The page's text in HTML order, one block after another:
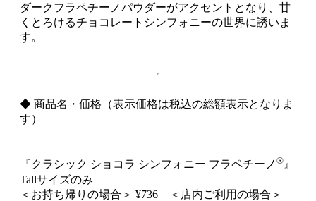
ダークフラペチーノパウダーがアクセントとなり、甘
くとろけるチョコレートシンフォニーの世界に誘いま
す。
◆ 商品名・価格（表示価格は税込の総額表示となりま
す）
『クラシック ショコラ シンフォニー フラペチーノ ®』
Tallサイズのみ
＜お持ち帰りの場合＞ ¥736 ＜店内ご利用の場合＞